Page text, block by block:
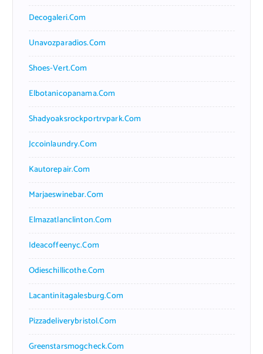
Decogaleri.com
Unavozparadios.com
Shoes-Vert.com
Elbotanicopanama.com
Shadyoaksrockportrvpark.com
Jccoinlaundry.com
Kautorepair.com
Marjaeswinebar.com
Elmazatlanclinton.com
Ideacoffeenyc.com
Odieschillicothe.com
Lacantinitagalesburg.com
Pizzadeliverybristol.com
Greenstarsmogcheck.com